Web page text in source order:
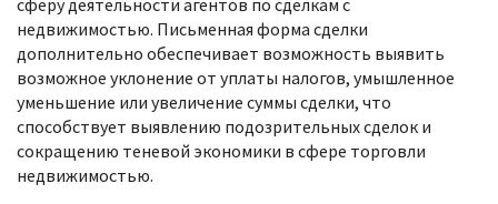
сферу деятельности агентов по сделкам с
недвижимостью. Письменная форма сделки
дополнительно обеспечивает возможность выявить
возможное уклонение от уплаты налогов, умышленное
уменьшение или увеличение суммы сделки, что
способствует выявлению подозрительных сделок и
сокращению теневой экономики в сфере торговли
недвижимостью.